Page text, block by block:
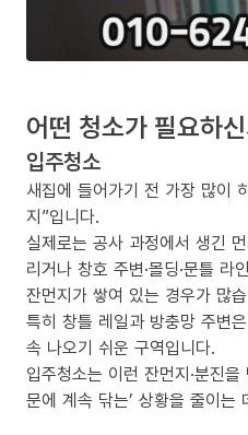
어떤 청소가 필요하
입주청소
새집에 들어가기 전 가장 많이
지”입니다.
실제로는 공사 과정에서 생긴
리거나 창호 주변·몰딩·문틀 라
잔먼지가 쌓여 있는 경우가 많
특히 창틀 레일과 방충망 주변
속 나오기 쉬운 구역입니다.
입주청소는 이런 잔먼지·분진
문에 계속 닦는’ 상황을 줄이는